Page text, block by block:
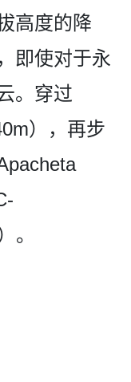
高度的降
即使对于永
。穿­过
），再步
。